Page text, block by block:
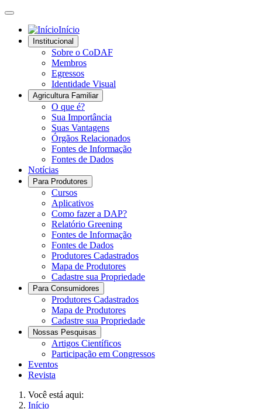
Início
Institucional
Sobre o CoDAF
Membros
Egressos
Identidade Visual
Agricultura Familiar
O que é?
Sua Importância
Suas Vantagens
Órgãos Relacionados
Fontes de Informação
Fontes de Dados
Notícias
Para Produtores
Cursos
Aplicativos
Como fazer a DAP?
Relatório Greening
Fontes de Informação
Fontes de Dados
Produtores Cadastrados
Mapa de Produtores
Cadastre sua Propriedade
Para Consumidores
Produtores Cadastrados
Mapa de Produtores
Cadastre sua Propriedade
Nossas Pesquisas
Artigos Científicos
Participação em Congressos
Eventos
Revista
Você está aqui:
Início